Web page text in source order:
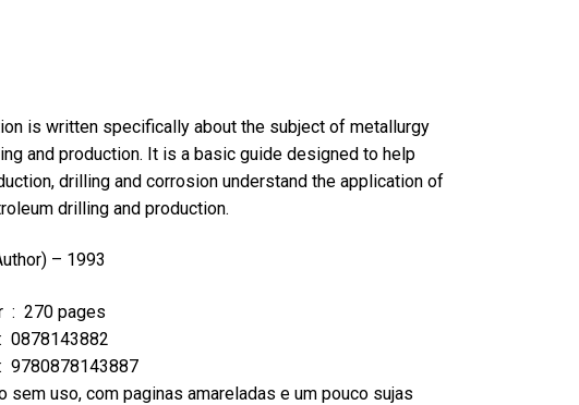
is written specifically about the subject of metallurgy
and production. It is a basic guide designed to help
drilling and corrosion understand the application of
drilling and production.
– 1993
Hardcover ‏ : ‎ 270 pages
ISBN-10 ‏ : ‎ 0878143882
ISBN-13 ‏ : ‎ 9780878143887
sem uso, com paginas amareladas e um pouco sujas